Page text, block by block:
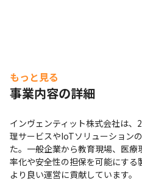
もっと見る
事業内容の詳細
インヴェンティット株式会社は
理サービスやIoTソリューション
た。一般企業から教育現場、医
率化や安全性の担保を可能にする
より良い運営に貢献しています。